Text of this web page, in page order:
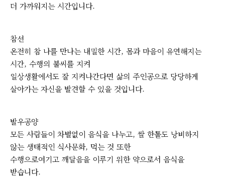
더 가까워지는 시간입니다.
참선
온전히 참 나를 만나는 내밀한 시간, 몸과 마음이 유연해지는
시간, 수행의 불씨를 지켜
일상생활에서도 잘 지켜나간다면 삶의 주인공으로 당당하게
살아가는 자신을 발견할 수 있을 것입니다.
발우공양
모든 사람들이 차별없이 음식을 나누고, 쌀 한톨도 낭비하지
않는 생태적인 식사문화, 먹는 것 또한
수행으로여기고 깨달음을 이루기 위한 약으로서 음식을
받습니다.